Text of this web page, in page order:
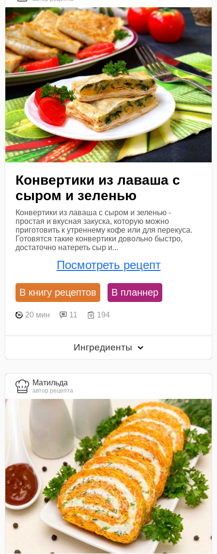
Конвертики из лаваша с
сыром и зеленью
Конвертики из лаваша с сыром и зеленью -
простая и вкусная закуска, которую можно
приготовить к утреннему кофе или для перекуса.
Готовятся такие конвертики довольно быстро,
достаточно натереть сыр и...
Посмотреть рецепт
В книгу рецептов В планнер
20 мин 11 194
Ингредиенты
Матильда
автор рецепта